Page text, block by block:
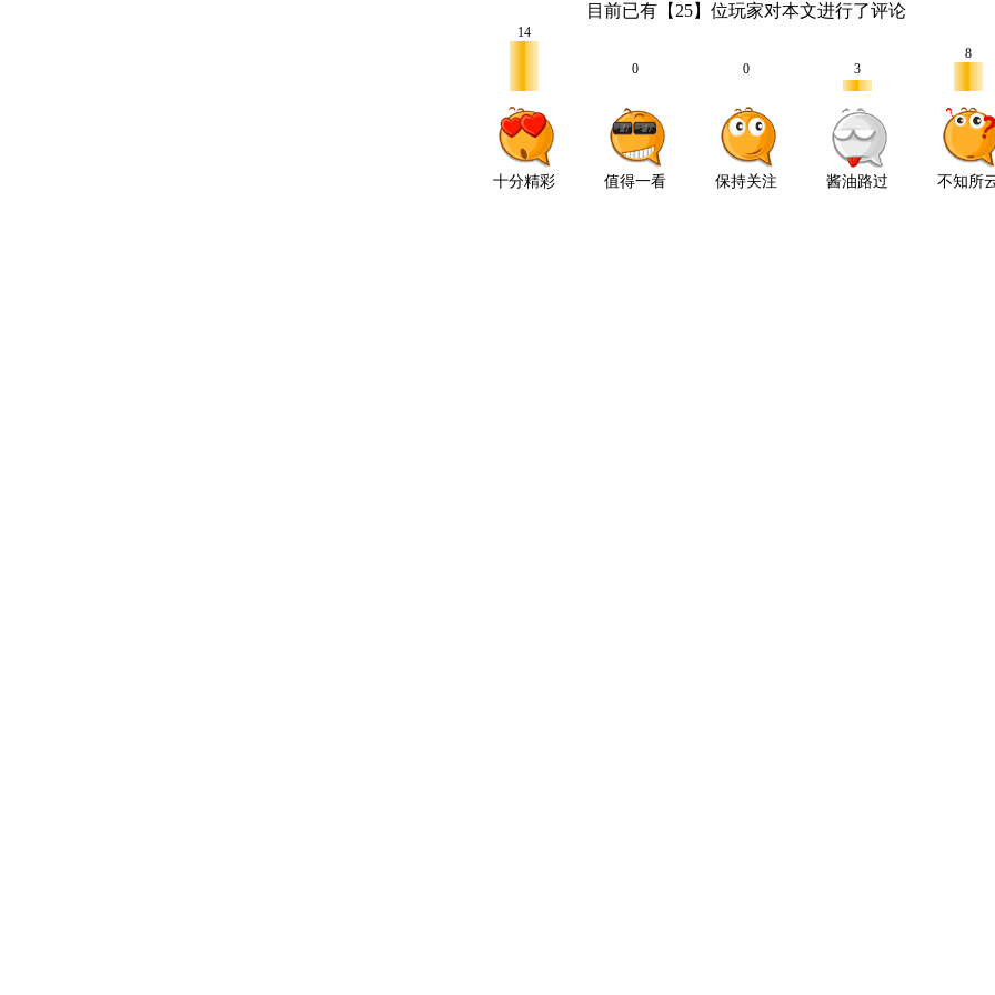
目前已有【 25】位玩家对本文进行了评论
14
十分精彩
0
值得一看
0
保持关注
3
酱油路过
8
不知所